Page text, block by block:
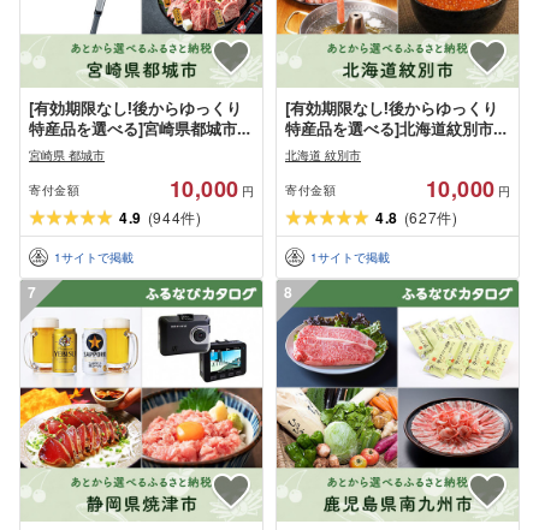
[有効期限なし!後からゆっくり
特産品を選べる]宮崎県都城市カ
タログポイント
宮崎県 都城市
寄付金額 10,000 円
4.9 (944件)
1サイトで掲載
[有効期限なし!後からゆっくり
特産品を選べる]北海道紋別市カ
タログポイント
北海道 紋別市
寄付金額 10,000 円
4.8 (627件)
1サイトで掲載
7 8